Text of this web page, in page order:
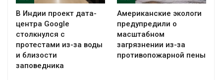
В Индии проект дата-
центра Google
столкнулся с
протестами из-за воды
и близости
заповедника
Американские экологи
предупредили о
масштабном
загрязнении из-за
противопожарной пены